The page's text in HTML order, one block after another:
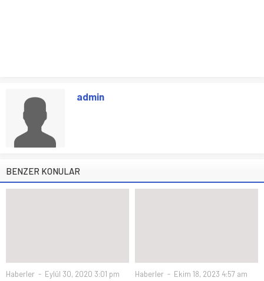
admin
BENZER KONULAR
Haberler Eylül 30, 2020 3:01 pm Haberler Ekim 18, 2023 4:57 am